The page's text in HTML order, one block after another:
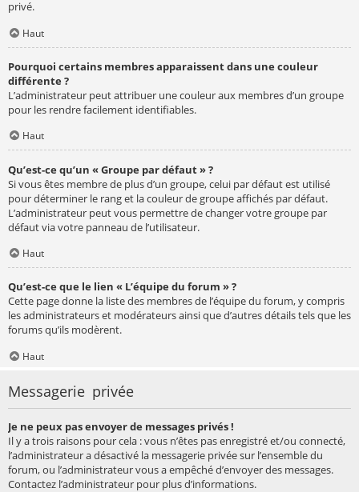
privé.
Haut
Pourquoi certains membres apparaissent dans une couleur
différente ?
L’administrateur peut attribuer une couleur aux membres d’un groupe
pour les rendre facilement identifiables.
Haut
Qu’est-ce qu’un « Groupe par défaut » ?
Si vous êtes membre de plus d’un groupe, celui par défaut est utilisé
pour déterminer le rang et la couleur de groupe affichés par défaut.
L’administrateur peut vous permettre de changer votre groupe par
défaut via votre panneau de l’utilisateur.
Haut
Qu’est-ce que le lien « L’équipe du forum » ?
Cette page donne la liste des membres de l’équipe du forum, y compris
les administrateurs et modérateurs ainsi que d’autres détails tels que les
forums qu’ils modèrent.
Haut
Messagerie privée
Je ne peux pas envoyer de messages privés !
Il y a trois raisons pour cela : vous n’êtes pas enregistré et/ou connecté,
l’administrateur a désactivé la messagerie privée sur l’ensemble du
forum, ou l’administrateur vous a empêché d’envoyer des messages.
Contactez l’administrateur pour plus d’informations.